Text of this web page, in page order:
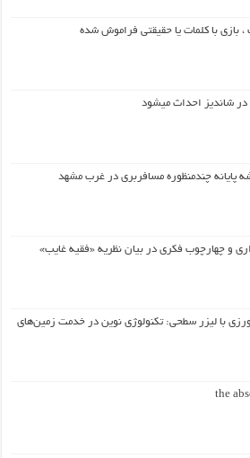
، بازی با کلمات یا حقیقتی فراموش شده
شاندیز احداث میشود
پایانه چندمنظوره مسافربری در غرب مشهد
و چهارچوب فکری در بیان نظریه «فقیه غایب»
با لیزر سطحی: تکنولوژی نوین در خدمت زمین‌های
the